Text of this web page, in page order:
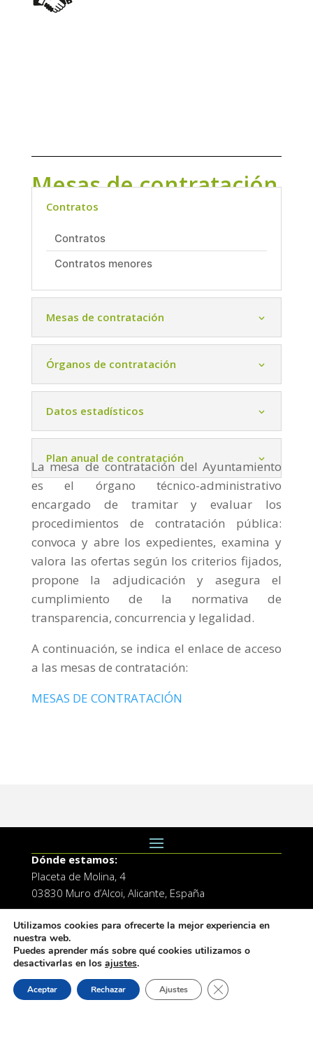
Mesas de contratación
Contratos
Contratos
Contratos menores
Mesas de contratación
Órganos de contratación
Datos estadísticos
Plan anual de contratación
La mesa de contratación del Ayuntamiento
es el órgano técnico-administrativo
encargado de tramitar y evaluar los
procedimientos de contratación pública:
convoca y abre los expedientes, examina y
valora las ofertas según los criterios fijados,
propone la adjudicación y asegura el
cumplimiento de la normativa de
transparencia, concurrencia y legalidad.
A continuación, se indica el enlace de acceso
a las mesas de contratación:
MESAS DE CONTRATACIÓN
Dónde estamos:
Placeta de Molina, 4
03830 Muro d’Alcoi, Alicante, España
Contacto:
Tel.: 96 5530557
email:info@vilademuro.net
Utilizamos cookies para ofrecerte la mejor experiencia en
nuestra web.
Puedes aprender más sobre qué cookies utilizamos o
desactivarlas en los ajustes.
Aceptar Rechazar Ajustes Cerrar el banner de